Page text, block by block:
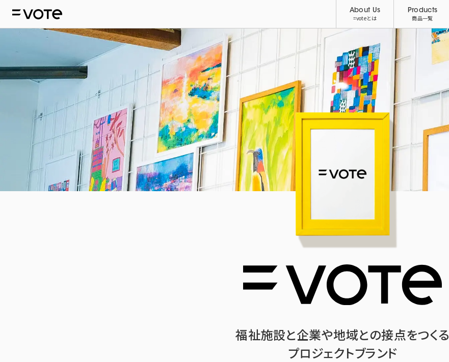
About Us
=voteとは
Products
商品一覧
福祉施設と企業や地域との接点をつくる
プロジェクトブランド